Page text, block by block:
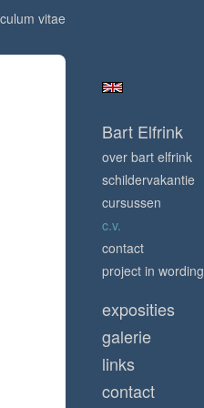
vitae
Bart Elfrink
over bart elfrink
schildervakantie
cursussen
c.v.
contact
project in wording
exposities
galerie
links
contact